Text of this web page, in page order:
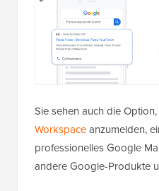
Sie sehen auch die
Workspaceanzumelden,
professionelles Google
andere Google-Produkte